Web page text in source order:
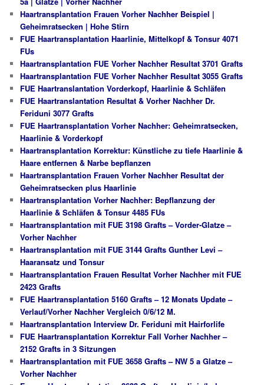
Haartransplantation Frauen Vorher Nachher Beispiel |
Geheimratsecken | Hohe Stirn
FUE Haartransplantation Haarlinie, Mittelkopf & Tonsur 4071
FUs
Haartransplantation FUE Vorher Nachher Resultat 3701 Grafts
Haartransplantation FUE Vorher Nachher Resultat 3055 Grafts
FUE Haartranslantation Vorderkopf, Haarlinie & Schläfen
FUE Haartranslantation Resultat & Vorher Nachher Dr.
Feriduni 3077 Grafts
FUE Haartransplantation Vorher Nachher: Geheimratsecken,
Haarlinie & Vorderkopf
Haartransplantation Korrektur: Künstliche zu tiefe Haarlinie &
Haare entfernen & Narbe bepflanzen
Haartransplantation Frauen Vorher Nachher Resultat der
Geheimratsecken plus Haarlinie
Haartransplantation Vorher Nachher: Bepflanzung der
Haarlinie & Schläfen & Tonsur 4485 FUs
Haartransplantation mit FUE 3198 Grafts – Vorder-Glatze –
Vorher Nachher
Haartransplantation mit FUE 3144 Grafts Gunther Levi –
Haaransatz und Tonsur
Haartransplantation Frauen Resultat Vorher Nachher mit FUE
2423 Grafts
FUE Haartransplantation 5160 Grafts – 12 Monats Update –
Verlauf/Vorher Nachher Vergleich 0/6/12 M.
Haartransplantation Interview Dr. Feriduni mit Hairforlife
FUE Haartransplantation Korrektur Fall Vorher Nachher –
2152 Grafts in 3 Sitzungen
Haartransplantation mit FUE 3658 Grafts – NW 5 a Glatze –
Vorher Nachher